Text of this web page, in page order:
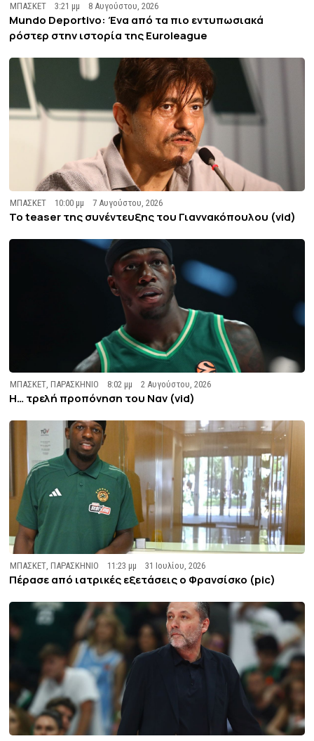
ΜΠΑΣΚΕΤ 3:21 μμ 8 Αυγούστου, 2026
Mundo Deportivo: Ένα από τα πιο εντυπωσιακά
ρόστερ στην ιστορία της Euroleague
ΜΠΑΣΚΕΤ 10:00 μμ 7 Αυγούστου, 2026
To teaser της συνέντευξης του Γιαννακόπουλου (vid)
ΜΠΑΣΚΕΤ,ΠΑΡΑΣΚΗΝΙΟ 8:02 μμ 2 Αυγούστου, 2026
Η… τρελή προπόνηση του Ναν (vid)
ΜΠΑΣΚΕΤ,ΠΑΡΑΣΚΗΝΙΟ 11:23 μμ 31 Ιουλίου, 2026
Πέρασε από ιατρικές εξετάσεις ο Φρανσίσκο (pic)